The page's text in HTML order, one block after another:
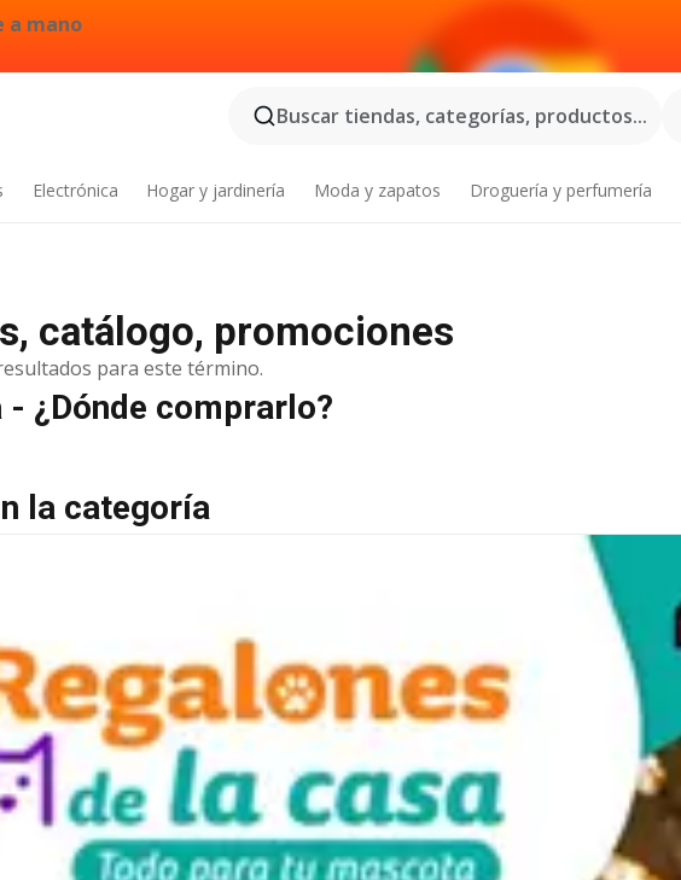
a mano
Buscar tiendas, categorías, productos...
Electrónica Hogar y jardinería Moda y zapatos Droguería y perfumería
catálogo, promociones
para este término.
¿Dónde comprarlo?
la categoría